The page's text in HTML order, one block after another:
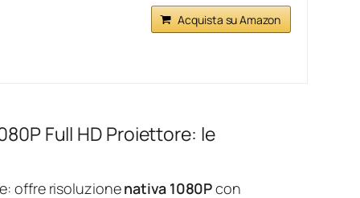
Acquista su Amazon
Full HD Proiettore: le
offre risoluzionenativa 1080Pcon